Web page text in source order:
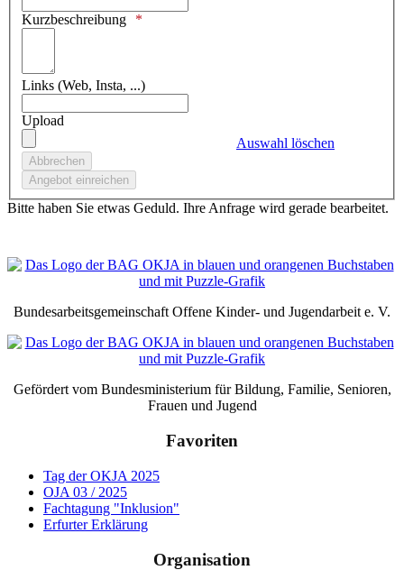
Kurzbeschreibung
Links (Web, Insta, ...)
Upload
Auswahl löschen
Bitte haben Sie etwas Geduld. Ihre Anfrage wird gerade bearbeitet.
Bundesarbeitsgemeinschaft Offene Kinder- und Jugendarbeit e. V.
Gefördert vom Bundesministerium für Bildung, Familie, Senioren,
Frauen und Jugend
Favoriten
Tag der OKJA 2025
OJA 03 / 2025
Fachtagung "Inklusion"
Erfurter Erklärung
Organisation